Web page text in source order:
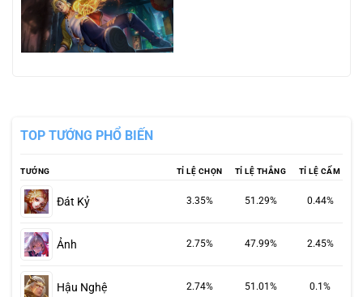
TOP TƯỚNG PHỔ BIẾN
TƯỚNG TỈ LỆ CHỌN TỈ LỆ THẮNG TỈ LỆ CẤM
Đát Kỷ 3.35% 51.29% 0.44%
Ảnh 2.75% 47.99% 2.45%
Hậu Nghệ 2.74% 51.01% 0.1%